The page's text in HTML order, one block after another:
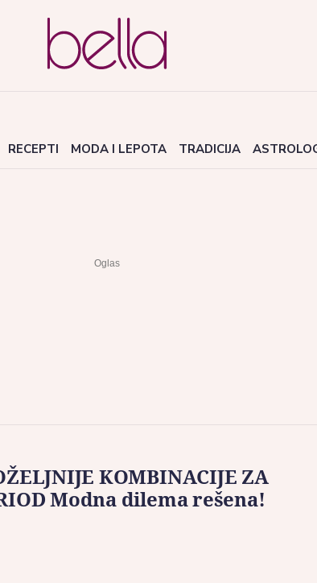
RECEPTI MODA I LEPOTA TRADICIJA
KOMBINACIJE ZA
Modna dilema rešena!